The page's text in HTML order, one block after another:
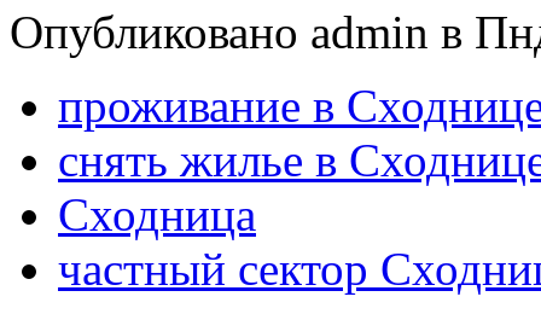
Опубликовано admin в
проживание в
снять жилье в
Сходница
частный сектор